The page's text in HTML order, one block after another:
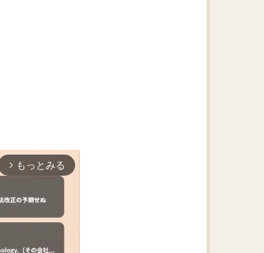
arrow_forward_ios もっとみる